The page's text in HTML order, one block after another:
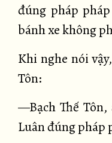
đúng pháp
bánh xe không
Khi nghe nói
Tôn:
—Bạch Thế Tôn,
Luân đúng pháp